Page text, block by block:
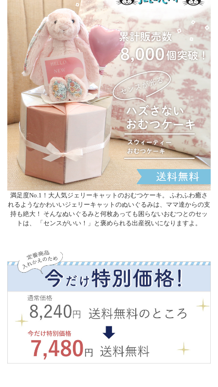
満足度No.1！大人気ジェリーキャットのおむつケーキ。 ふわふわ癒さ
れるようなかわいいジェリーキャットのぬいぐるみは、ママ達からの支
持も絶大！ そんなぬいぐるみと何枚あっても困らないおむつとのセッ
トは、 「センスがいい！」と褒められる出産祝いになりますよ。